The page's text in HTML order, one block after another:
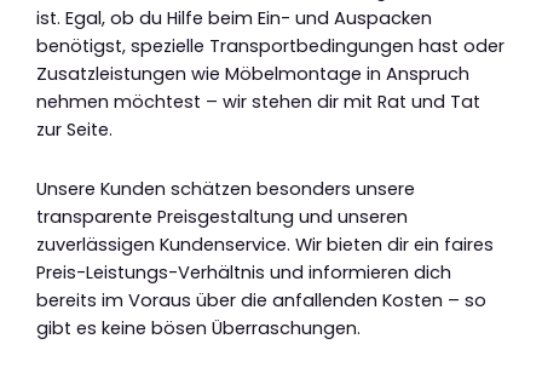
ist. Egal, ob du Hilfe beim Ein- und Auspacken
benötigst, spezielle Transportbedingungen hast oder
Zusatzleistungen wie Möbelmontage in Anspruch
nehmen möchtest – wir stehen dir mit Rat und Tat
zur Seite.
Unsere Kunden schätzen besonders unsere
transparente Preisgestaltung und unseren
zuverlässigen Kundenservice. Wir bieten dir ein faires
Preis-Leistungs-Verhältnis und informieren dich
bereits im Voraus über die anfallenden Kosten – so
gibt es keine bösen Überraschungen.